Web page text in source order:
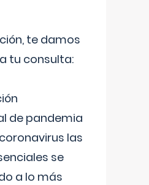
te damos
tu consulta:
de pandemia
las
se
a lo más